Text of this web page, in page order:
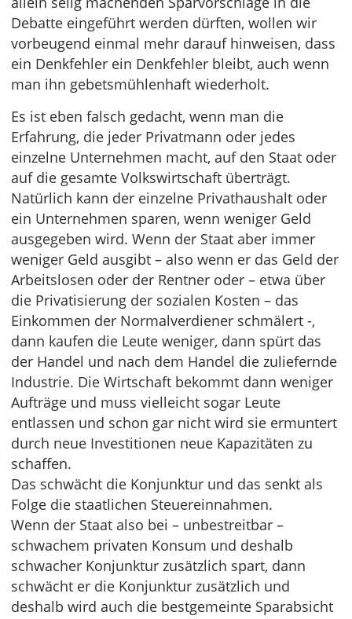
Debatte eingeführt werden dürften, wollen wir
vorbeugend einmal mehr darauf hinweisen, dass
ein Denkfehler ein Denkfehler bleibt, auch wenn
man ihn gebetsmühlenhaft wiederholt.
Es ist eben falsch gedacht, wenn man die
Erfahrung, die jeder Privatmann oder jedes
einzelne Unternehmen macht, auf den Staat oder
auf die gesamte Volkswirtschaft überträgt.
Natürlich kann der einzelne Privathaushalt oder
ein Unternehmen sparen, wenn weniger Geld
ausgegeben wird. Wenn der Staat aber immer
weniger Geld ausgibt – also wenn er das Geld der
Arbeitslosen oder der Rentner oder – etwa über
die Privatisierung der sozialen Kosten – das
Einkommen der Normalverdiener schmälert -,
dann kaufen die Leute weniger, dann spürt das
der Handel und nach dem Handel die zuliefernde
Industrie. Die Wirtschaft bekommt dann weniger
Aufträge und muss vielleicht sogar Leute
entlassen und schon gar nicht wird sie ermuntert
durch neue Investitionen neue Kapazitäten zu
schaffen.
Das schwächt die Konjunktur und das senkt als
Folge die staatlichen Steuereinnahmen.
Wenn der Staat also bei – unbestreitbar –
schwachem privaten Konsum und deshalb
schwacher Konjunktur zusätzlich spart, dann
schwächt er die Konjunktur zusätzlich und
deshalb wird auch die bestgemeinte Sparabsicht